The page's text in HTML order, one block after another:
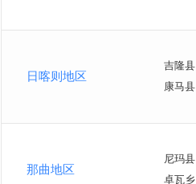
日喀则地区
吉隆县
康马县
那曲地区
尼玛县
卓瓦乡